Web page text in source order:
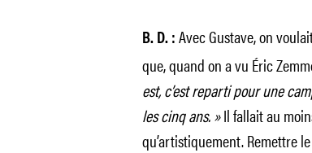
B. D. : Avec Gustave, on
que, quand on a vu Éric
est, c’est reparti pour une
les cinq ans. »Il fallait au
qu’artistiquement. Remettre